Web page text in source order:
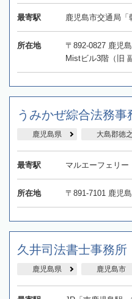
最寄駅 鹿児島市交通局
所在地
〒892-0827 鹿児
Mistビル3階（旧
うみかぜ綜合法務事
鹿児島県 大島郡徳
最寄駅 マルエーフェリー
所在地 〒891-7101 鹿児
久井司法書士事務所
鹿児島県 鹿児島市